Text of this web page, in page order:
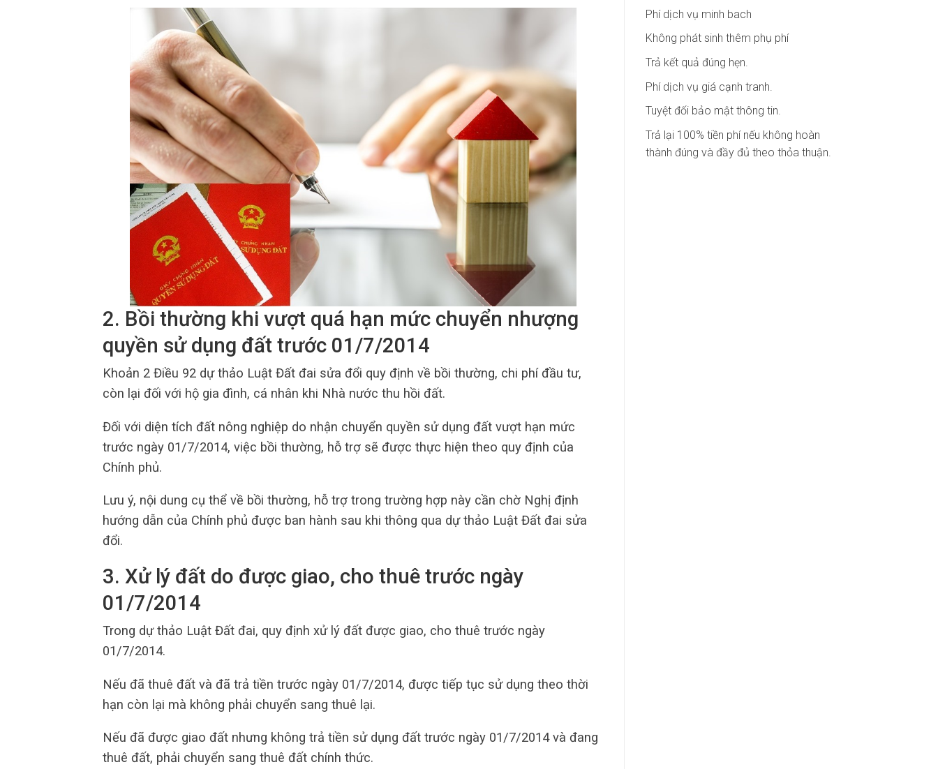
2. Bồi thường khi vượt quá hạn mức chuyển nhượng
quyền sử dụng đất trước 01/7/2014
Khoản 2 Điều 92 dự thảo Luật Đất đai sửa đổi quy định về bồi thường, chi phí đầu tư,
còn lại đối với hộ gia đình, cá nhân khi Nhà nước thu hồi đất.
Đối với diện tích đất nông nghiệp do nhận chuyển quyền sử dụng đất vượt hạn mức
trước ngày 01/7/2014, việc bồi thường, hỗ trợ sẽ được thực hiện theo quy định của
Chính phủ.
Lưu ý, nội dung cụ thể về bồi thường, hỗ trợ trong trường hợp này cần chờ Nghị định
hướng dẫn của Chính phủ được ban hành sau khi thông qua dự thảo Luật Đất đai sửa
đổi.
3. Xử lý đất do được giao, cho thuê trước ngày
01/7/2014
Trong dự thảo Luật Đất đai, quy định xử lý đất được giao, cho thuê trước ngày
01/7/2014.
Nếu đã thuê đất và đã trả tiền trước ngày 01/7/2014, được tiếp tục sử dụng theo thời
hạn còn lại mà không phải chuyển sang thuê lại.
Nếu đã được giao đất nhưng không trả tiền sử dụng đất trước ngày 01/7/2014 và đang
thuê đất, phải chuyển sang thuê đất chính thức.
Phí dịch vụ minh bach
Không phát sinh thêm phụ phí
Trả kết quả đúng hẹn.
Phí dịch vụ giá cạnh tranh.
Tuyệt đối bảo mật thông tin.
Trả lại 100% tiền phí nếu không hoàn
thành đúng và đầy đủ theo thỏa thuận.